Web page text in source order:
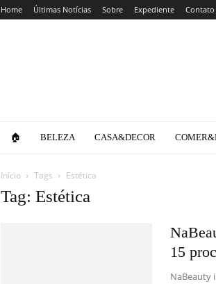
Home Últimas Notícias Sobre Expediente Contato
🏠 BELEZA CASA&DECOR
Início Tags Estética
Tag: Estética
15
NaBeauty